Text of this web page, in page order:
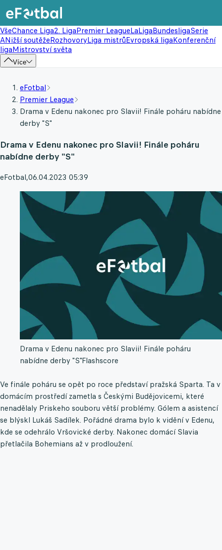
VšeChance Liga2. LigaPremier LeagueLaLigaBundesligaSerie
ANižší soutěžeRozhovoryLiga mistrůEvropská ligaKonferenční
ligaMistrovství světa
Více
eFotbal
Premier League
Drama v Edenu nakonec pro Slavii! Finále poháru nabídne
derby "S"
Drama v Edenu nakonec pro Slavii! Finále poháru
nabídne derby "S"
eFotbal,06.04.2023 05:39
Drama v Edenu nakonec pro Slavii! Finále poháru
nabídne derby "S"Flashscore
Ve finále poháru se opět po roce představí pražská Sparta. Ta v
domácím prostředí zametla s Českými Budějovicemi, které
nenadělaly Priskeho souboru větší problémy. Gólem a asistencí
se blýskl Lukáš Sadílek. Pořádné drama bylo k vidění v Edenu,
kde se odehrálo Vršovické derby. Nakonec domácí Slavia
přetlačila Bohemians až v prodloužení.